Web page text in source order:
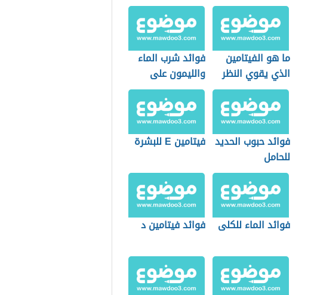
ما هو الفيتامين
الذي يقوي النظر
فوائد شرب الماء
والليمون على
الريق
فوائد حبوب الحديد
للحامل
فيتامين E للبشرة
فوائد الماء للكلى فوائد فيتامين د